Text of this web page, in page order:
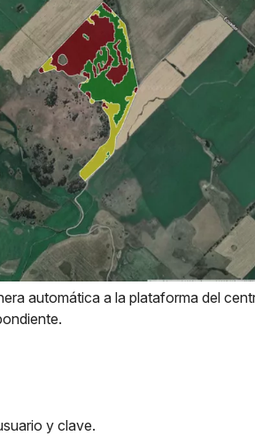
automática a la plataforma del
y clave.